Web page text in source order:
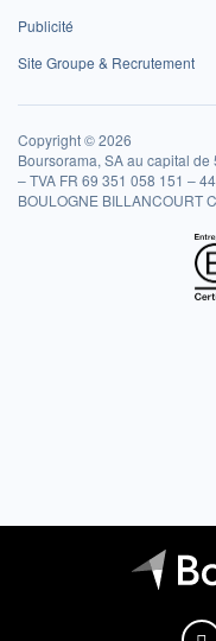
Publicité
Site Groupe & Recrutement
Copyright © 2026
Boursorama, SA au capital
– TVA FR 69 351 058 151 –
BOULOGNE BILLANCOURT